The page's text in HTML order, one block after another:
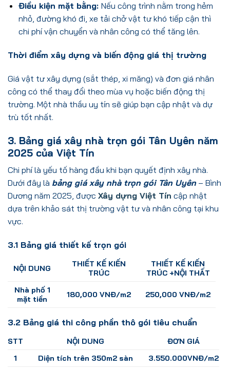
Điều kiện mặt bằng: Nếu công trình nằm trong hẻm
nhỏ, đường khó đi, xe tải chở vật tư khó tiếp cận thì
chi phí vận chuyển và nhân công có thể tăng lên.
Thời điểm xây dựng và biến động giá thị trường
Giá vật tư xây dựng (sắt thép, xi măng) và đơn giá nhân
công có thể thay đổi theo mùa vụ hoặc biến động thị
trường. Một nhà thầu uy tín sẽ giúp bạn cập nhật và dự
trù tốt nhất.
3. Bảng giá xây nhà trọn gói Tân Uyên năm
2025 của Việt Tín
Chi phí là yếu tố hàng đầu khi bạn quyết định xây nhà.
Dưới đây là bảng giá xây nhà trọn gói Tân Uyên – Bình
Dương năm 2025, được Xây dựng Việt Tín cập nhật
dựa trên khảo sát thị trường vật tư và nhân công tại khu
vực.
3.1 Bảng giá thiết kế trọn gói
NỘI DUNG
THIẾT KẾ KIẾN
TRÚC
THIẾT KẾ KIẾN
TRÚC +NỘI THẤT
Nhà phố 1
mặt tiền
180,000 VNĐ/m2 250,000 VNĐ/m2
3.2 Bảng giá thi công phần thô gói tiêu chuẩn
STT NỘI DUNG
ĐƠN GIÁ
1
Diện tích trên 350m2 sàn 3.550.000VNĐ/m2